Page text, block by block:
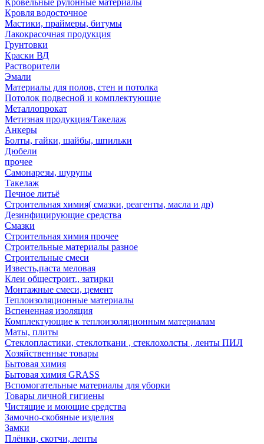
Кровельные рулонные материалы
Кровля водосточное
Мастики, праймеры, битумы
Лакокрасочная продукция
Грунтовки
Краски ВД
Растворители
Эмали
Материалы для полов, стен и потолка
Потолок подвесной и комплектующие
Металлопрокат
Метизная продукция/Такелаж
Анкеры
Болты, гайки, шайбы, шпильки
Дюбели
прочее
Самонарезы, шурупы
Такелаж
Печное литьё
Строительная химия( смазки, реагенты, масла и др)
Дезинфицирующие средства
Смазки
Строительная химия прочее
Строительные материалы разное
Строительные смеси
Известь,паста меловая
Клеи общестроит., затирки
Монтажные смеси, цемент
Теплоизоляционные материалы
Вспененная изоляция
Комплектующие к теплоизоляционным материалам
Маты, плиты
Стеклопластики, стеклоткани , стеклохолсты , ленты ПИЛ
Хозяйственные товары
Бытовая химия
Бытовая химия GRASS
Вспомогательные материалы для уборки
Товары личной гигиены
Чистящие и моющие средства
Замочно-скобяные изделия
Замки
Плёнки, скотчи, ленты